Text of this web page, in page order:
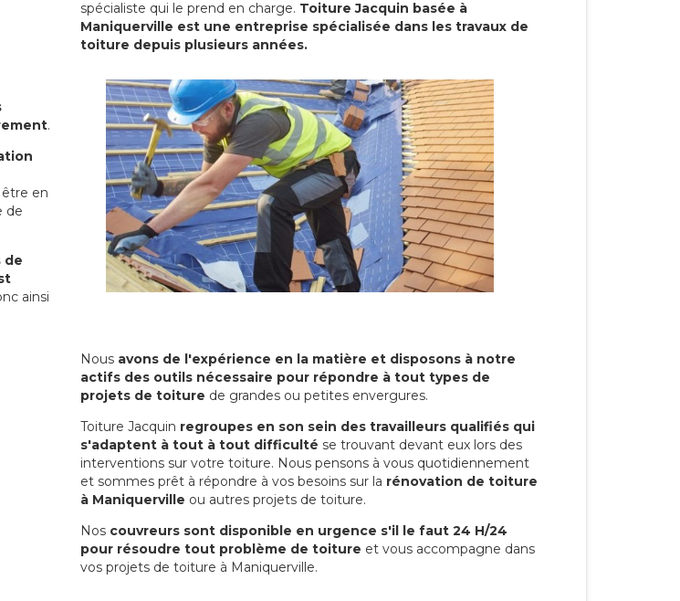
spécialiste qui le prend en charge. Toiture Jacquin basée à
Maniquerville est une entreprise spécialisée dans les travaux de
toiture depuis plusieurs années.
.
en
de
de
ainsi
Nous avons de l'expérience en la matière et disposons à notre
actifs des outils nécessaire pour répondre à tout types de
projets de toiture de grandes ou petites envergures.
Toiture Jacquin regroupes en son sein des travailleurs qualifiés qui
s'adaptent à tout à tout difficulté se trouvant devant eux lors des
interventions sur votre toiture. Nous pensons à vous quotidiennement
et sommes prêt à répondre à vos besoins sur la rénovation de toiture
à Maniquerville ou autres projets de toiture.
Nos couvreurs sont disponible en urgence s'il le faut 24 H/24
pour résoudre tout problème de toiture et vous accompagne dans
vos projets de toiture à Maniquerville.